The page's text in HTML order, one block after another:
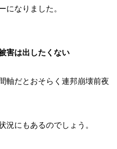
になりました。
害は出したくない
軸だとおそらく連邦崩壊前夜
況にもあるのでしょう。